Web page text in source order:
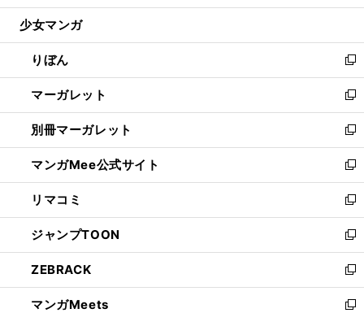
開
ウ
開
く
ン
ウ
で
開
く
ウ
ン
ド
ウ
で
開
く
し
ウ
ィ
ン
ド
ウ
で
開
く
少女マンガ
りぼん
新
し
い
ウ
ィ
ン
ド
ウ
で
開
く
マーガレット
新
し
い
ウ
ィ
ン
ド
ウ
で
開
く
別冊マーガレット
新
し
い
ウ
ィ
ン
ド
ウ
で
開
く
マンガMee公式サイト
新
し
い
ウ
ィ
ン
ド
ウ
で
リマコミ
新
し
い
ウ
ィ
ン
ド
ジャンプTOON
新
し
い
ウ
ィ
ZEBRACK
新
し
い
マンガMeets
新